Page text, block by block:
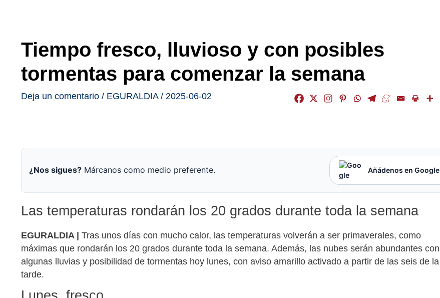
Tiempo fresco, lluvioso y con posibles
tormentas para comenzar la semana
Deja un comentario / EGURALDIA/ 2025-06-02
¿Nos sigues? Márcanos como medio preferente. Añádenos en Google
Las temperaturas rondarán los 20 grados durante toda la semana
EGURALDIA | Tras unos días con mucho calor, las temperaturas volverán a ser primaverales, como
máximas que rondarán los 20 grados durante toda la semana. Además, las nubes serán abundantes con
algunas lluvias y posibilidad de tormentas hoy lunes, con aviso amarillo activado a partir de las seis de la
tarde.